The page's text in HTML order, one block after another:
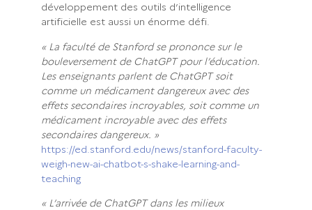
développement des outils d’intelligence
artificielle est aussi un énorme défi.
« La faculté de Stanford se prononce sur le
bouleversement de ChatGPT pour l’éducation.
Les enseignants parlent de ChatGPT soit
comme un médicament dangereux avec des
effets secondaires incroyables, soit comme un
médicament incroyable avec des effets
secondaires dangereux. »
https://ed.stanford.edu/news/stanford-faculty-
weigh-new-ai-chatbot-s-shake-learning-and-
teaching
« L’arrivée de ChatGPT dans les milieux